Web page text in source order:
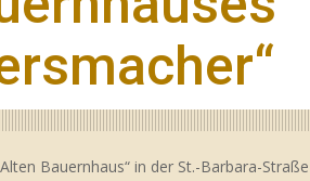
Bauernhaus“ in der St.-Barbara-